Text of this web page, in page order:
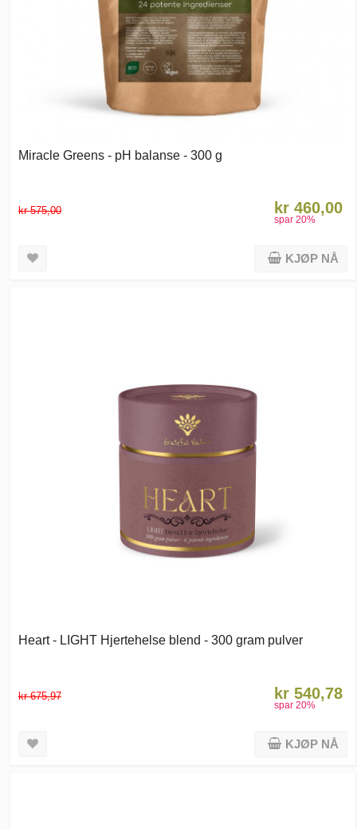
Miracle Greens - pH balanse - 300 g
kr 575,00 kr 460,00
spar 20%
KJØP NÅ
Heart - LIGHT Hjertehelse blend - 300 gram pulver
kr 675,97 kr 540,78
spar 20%
KJØP NÅ